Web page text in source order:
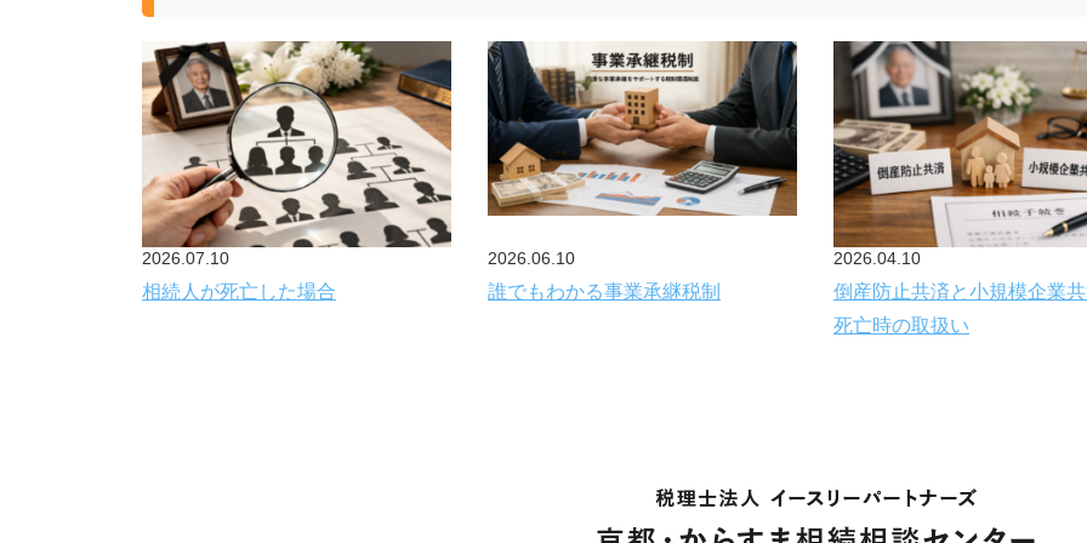
2026.07.10
相続人が死亡した場合
2026.06.10
誰でもわかる事業承継税制
2026.04.10
倒産防止共済と小規模企業
死亡時の取扱い